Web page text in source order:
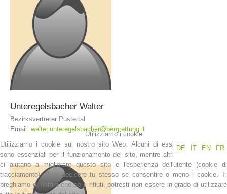
Interventi
Unteregelsbacher Walter
Bezirksvertreter Pustertal
Email: walter.unteregelsbacher@bergrettung.it
Utilizziamo i cookie
DE
IT EN FR
Utilizziamo i cookie sul nostro sito Web. Alcuni di essi
sono essenziali per il funzionamento del sito, mentre altri
ci aiutano a migliorare questo sito e l'esperienza dell'utente (cookie di
tracciamento). Puoi decidere tu stesso se consentire o meno i cookie. Ti
preghiamo di notare che se li rifiuti, potresti non essere in grado di utilizzare